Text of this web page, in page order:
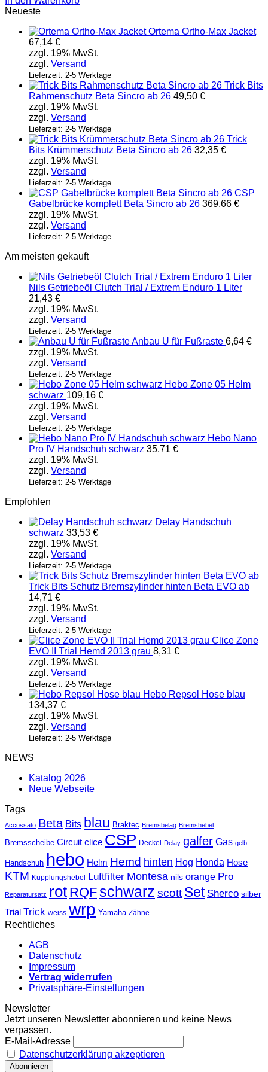
Neueste
Ortema Ortho-Max Jacket
67,14 €
zzgl. 19% MwSt.
zzgl. Versand
Lieferzeit: 2-5 Werktage
Trick Bits
Rahmenschutz Beta Sincro ab 26 49,50 €
zzgl. 19% MwSt.
zzgl. Versand
Lieferzeit: 2-5 Werktage
Trick
Bits Krümmerschutz Beta Sincro ab 26 32,35 €
zzgl. 19% MwSt.
zzgl. Versand
Lieferzeit: 2-5 Werktage
CSP
Gabelbrücke komplett Beta Sincro ab 26 369,66 €
zzgl. 19% MwSt.
zzgl. Versand
Lieferzeit: 2-5 Werktage
Am meisten gekauft
Nils Getriebeöl Clutch Trial / Extrem Enduro 1 Liter
21,43 €
zzgl. 19% MwSt.
zzgl. Versand
Lieferzeit: 2-5 Werktage
Anbau U für Fußraste 6,64 €
zzgl. 19% MwSt.
zzgl. Versand
Lieferzeit: 2-5 Werktage
Hebo Zone 05 Helm
schwarz 109,16 €
zzgl. 19% MwSt.
zzgl. Versand
Lieferzeit: 2-5 Werktage
Hebo Nano
Pro IV Handschuh schwarz 35,71 €
zzgl. 19% MwSt.
zzgl. Versand
Lieferzeit: 2-5 Werktage
Empfohlen
Delay Handschuh
schwarz 33,53 €
zzgl. 19% MwSt.
zzgl. Versand
Lieferzeit: 2-5 Werktage
Trick Bits Schutz Bremszylinder hinten Beta EVO ab
14,71 €
zzgl. 19% MwSt.
zzgl. Versand
Lieferzeit: 2-5 Werktage
Clice Zone
EVO II Trial Hemd 2013 grau 8,31 €
zzgl. 19% MwSt.
zzgl. Versand
Lieferzeit: 2-5 Werktage
Hebo Repsol Hose blau
134,37 €
zzgl. 19% MwSt.
zzgl. Versand
Lieferzeit: 2-5 Werktage
NEWS
Katalog 2026
Neue Webseite
Tags
Accossato Beta Bits blau Braktec Bremsbelag Bremshebel
Bremsscheibe Circuit clice CSP Deckel Delay galfer Gas gelb
Handschuh hebo Helm Hemd hinten Hog Honda Hose
KTM Kupplungshebel Luftfilter Montesa nils orange Pro
Reparatursatz rot RQF schwarz scott Set Sherco silber
Trial Trick weiss wrp Yamaha Zähne
Rechtliches
AGB
Datenschutz
Impressum
Vertrag widerrufen
Privatsphäre-Einstellungen
Newsletter
Jetzt unseren Newsletter abonnieren und keine News
verpassen.
E-Mail-Adresse
Datenschutzerklärung akzeptieren